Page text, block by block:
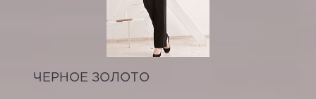
ЧЕРНОЕ ЗОЛОТО